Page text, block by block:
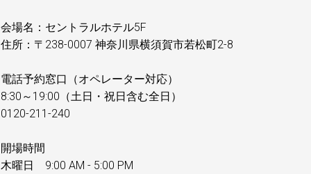
会場名：セントラルホテル5F
住所：〒238-0007 神奈川県横須賀市若松町2-8
電話予約窓口（オペレーター対応）
8:30～19:00（土日・祝日含む全日）
0120-211-240
開場時間
木曜日 9:00 AM - 5:00 PM